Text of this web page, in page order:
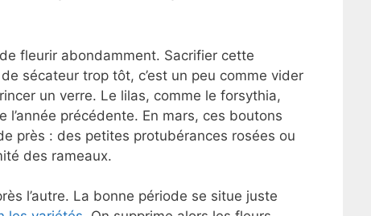
fleurir abondamment. Sacrifier cette
sécateur trop tôt, c’est un peu comme vider
un verre. Le lilas, comme le forsythia,
précédente. En mars, ces boutons
près : des petites protubérances rosées ou
des rameaux.
l’autre. La bonne période se situe juste